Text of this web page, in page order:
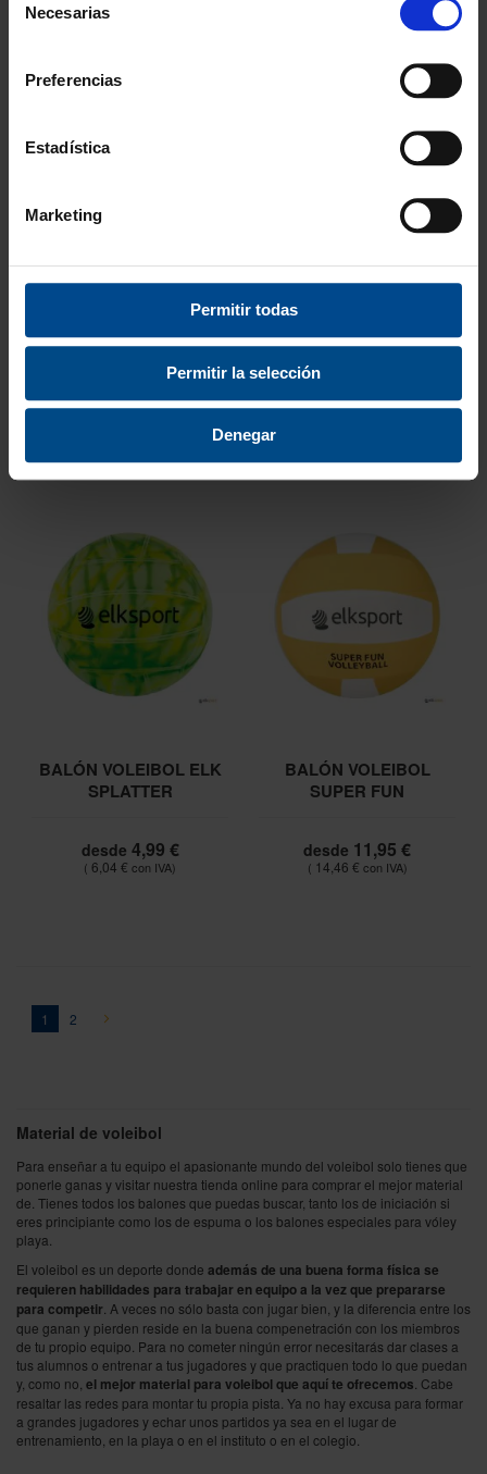
Necesarias
Preferencias
Estadística
Marketing
Permitir todas
Permitir la selección
Denegar
BALÓN VOLEIBOL
5,99 €
7,25 €
BALÓN VOLEIBOL
desde
16,32 €
BALÓN VOLEIBOL ELK
SPLATTER
desde 4,99 €
6,04 €
BALÓN VOLEIBOL
SUPER FUN
desde 11,95 €
14,46 €
Página
You're currently reading page
1 Página
2
Material de voleibol
Para enseñar a tu equipo el apasionante mundo del voleibol solo tienes que
ponerle ganas y visitar nuestra tienda online para comprar el mejor material
de. Tienes todos los balones que puedas buscar, tanto los de iniciación si
eres principiante como los de espuma o los balones especiales para vóley
playa.
El voleibol es un deporte donde además de una buena forma física se
requieren habilidades para trabajar en equipo a la vez que prepararse
para competir . A veces no sólo basta con jugar bien, y la diferencia entre los
que ganan y pierden reside en la buena compenetración con los miembros
de tu propio equipo. Para no cometer ningún error necesitarás dar clases a
tus alumnos o entrenar a tus jugadores y que practiquen todo lo que puedan
y, como no, el mejor material para voleibol que aquí te ofrecemos . Cabe
resaltar las redes para montar tu propia pista. Ya no hay excusa para formar
a grandes jugadores y echar unos partidos ya sea en el lugar de
entrenamiento, en la playa o en el instituto o en el colegio.